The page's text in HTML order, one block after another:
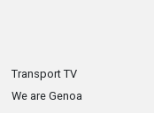
Transport TV
We are Genoa